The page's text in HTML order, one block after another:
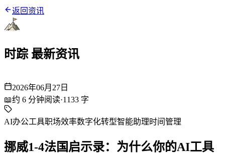
返回资讯
时踪 最新资讯
2026年06月27日
📖约 6 分钟阅读·1133 字
AI办公工具职场效率数字化转型智能助理时间管理
挪威1-4法国启示录：为什么你的AI工具